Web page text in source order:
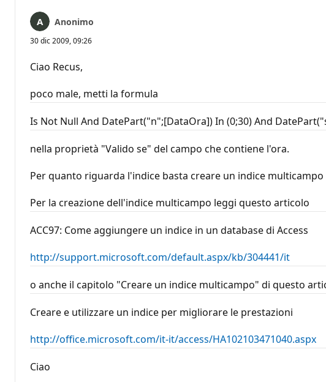
Anonimo
30 dic 2009, 09:26
Ciao Recus,
poco male, metti la formula
Is Not Null And DatePart("n";[DataOra]) In (0;30) And
nella proprietà "Valido se" del campo che contiene l'ora.
Per quanto riguarda l'indice basta creare un indice multicampo
Per la creazione dell'indice multicampo leggi questo articolo
ACC97: Come aggiungere un indice in un database di Access
http://support.microsoft.com/default.aspx/kb/304441/it
o anche il capitolo "Creare un indice multicampo" di questo
Creare e utilizzare un indice per migliorare le prestazioni
http://office.microsoft.com/it-it/access/HA102103471040.aspx
Ciao